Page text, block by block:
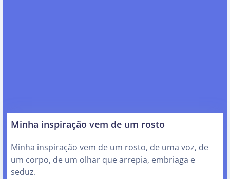
Minha inspiração vem de um rosto
Minha inspiração vem de um rosto, de uma voz, de
um corpo, de um olhar que arrepia, embriaga e
seduz.